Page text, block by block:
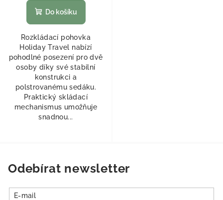
Do košíku
Rozkládací pohovka
Holiday Travel nabízí
pohodlné posezení pro dvě
osoby díky své stabilní
konstrukci a
polstrovanému sedáku.
Praktický skládací
mechanismus umožňuje
snadnou...
Odebírat newsletter
E-mail